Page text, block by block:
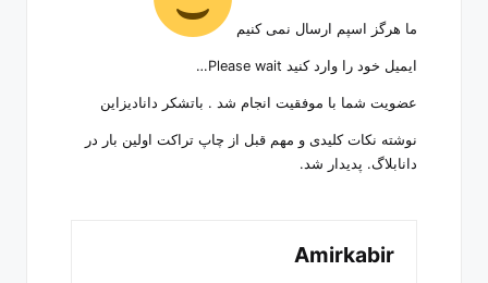
ما هرگز اسپم ارسال نمی کنیم
ایمیل خود را وارد کنید Please wait…
عضویت شما با موفقیت انجام شد . باتشکر دانادیزاین
نوشته نکات کلیدی و مهم قبل از چاپ تراکت اولین بار در
دانابلاگ. پدیدار شد.
Amirkabir